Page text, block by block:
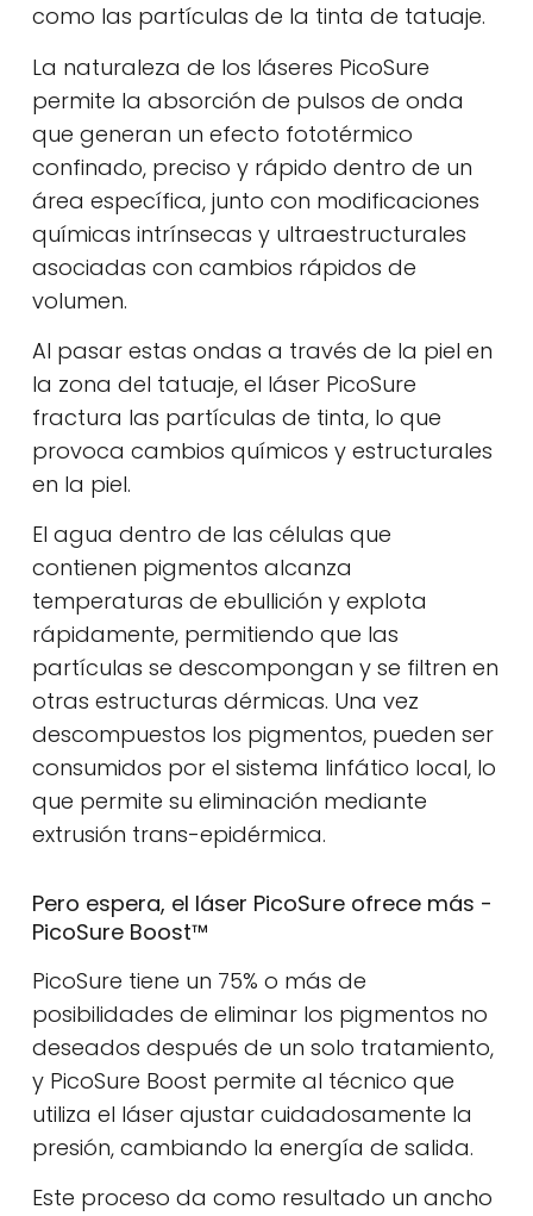
como las partículas de la tinta de tatuaje.
La naturaleza de los láseres PicoSure
permite la absorción de pulsos de onda
que generan un efecto fototérmico
confinado, preciso y rápido dentro de un
área específica, junto con modificaciones
químicas intrínsecas y ultraestructurales
asociadas con cambios rápidos de
volumen.
Al pasar estas ondas a través de la piel en
la zona del tatuaje, el láser PicoSure
fractura las partículas de tinta, lo que
provoca cambios químicos y estructurales
en la piel.
El agua dentro de las células que
contienen pigmentos alcanza
temperaturas de ebullición y explota
rápidamente, permitiendo que las
partículas se descompongan y se filtren en
otras estructuras dérmicas. Una vez
descompuestos los pigmentos, pueden ser
consumidos por el sistema linfático local, lo
que permite su eliminación mediante
extrusión trans-epidérmica.
Pero espera, el láser PicoSure ofrece más -
PicoSure Boost™
PicoSure tiene un 75% o más de
posibilidades de eliminar los pigmentos no
deseados después de un solo tratamiento,
y PicoSure Boost permite al técnico que
utiliza el láser ajustar cuidadosamente la
presión, cambiando la energía de salida.
Este proceso da como resultado un ancho